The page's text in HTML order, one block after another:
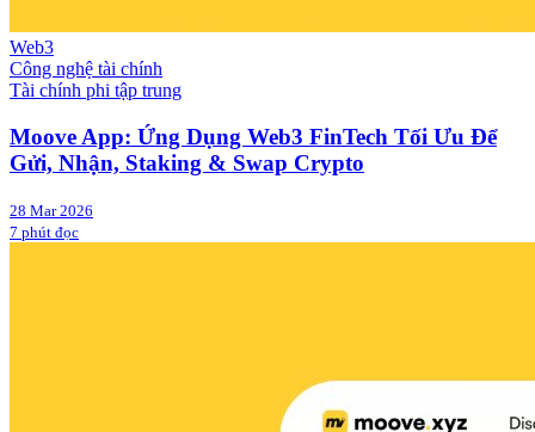
Web3
Công nghệ tài chính
Tài chính phi tập trung
Moove App: Ứng Dụng Web3 FinTech Tối Ưu Để
Gửi, Nhận, Staking & Swap Crypto
28 Mar 2026
7 phút đọc